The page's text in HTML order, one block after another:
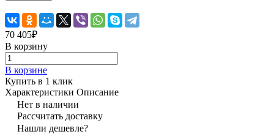
70 405₽
В корзину
В корзине
Купить в 1 клик
Характеристики Описание
Нет в наличии
Рассчитать доставку
Нашли дешевле?